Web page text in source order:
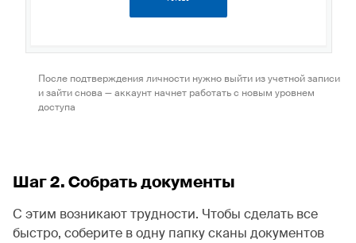
После подтверждения личности нужно выйти из учетной записи
и зайти снова — аккаунт начнет работать с новым уровнем
доступа
Шаг 2. Собрать документы
С этим возникают трудности. Чтобы сделать все
быстро, соберите в одну папку сканы документов